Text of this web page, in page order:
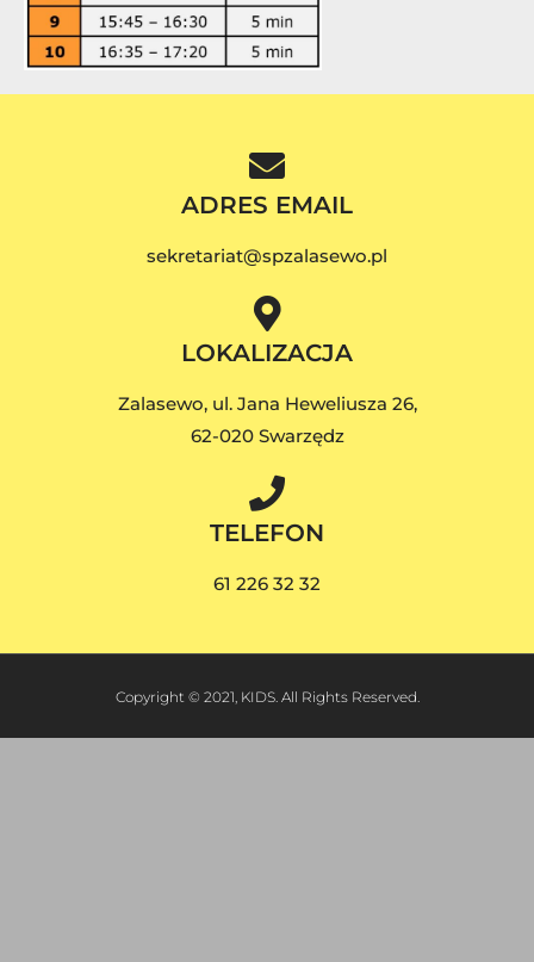
ADRES EMAIL
sekretariat@spzalasewo.pl
LOKALIZACJA
Zalasewo, ul. Jana Heweliusza 26,
62-020 Swarzędz
TELEFON
61 226 32 32
Copyright © 2021, KIDS. All Rights Reserved.